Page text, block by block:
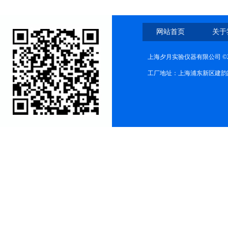
网站首页 关
上海夕月实验仪器有限公司
工厂地址：上海浦东新区建韵